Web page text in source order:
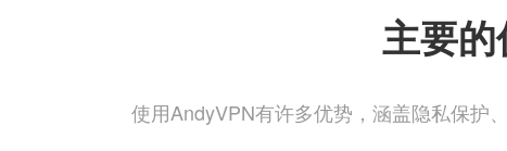
主要
使用AndyVPN有许多优势，涵盖隐私保护